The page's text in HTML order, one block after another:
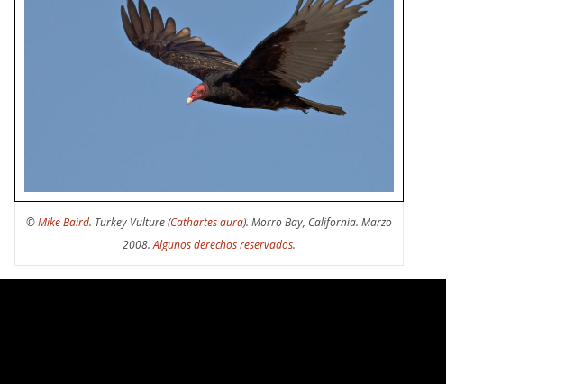
©Mike Baird. Turkey Vulture (Cathartes aura). Morro Bay, California. Marzo
2008.Algunos derechos reservados.